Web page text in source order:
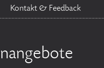
Kontakt & Feedback